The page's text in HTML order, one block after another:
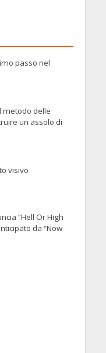
passo nel
metodo delle
un assolo di
visivo
“Hell Or High
da “Now